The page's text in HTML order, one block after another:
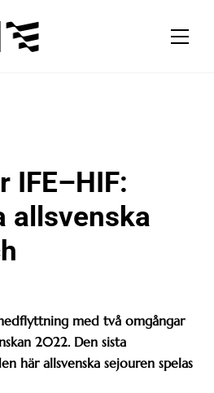
IFE–HIF:
allsvenska
med två omgångar
2022. Den sista
här allsvenska sejouren spelas